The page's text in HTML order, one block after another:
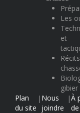
Les
et
gibier
Plan
du site
| Nous
joindre
|À